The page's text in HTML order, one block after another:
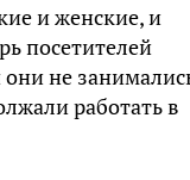
и женские, и
посетителей
не
работать в